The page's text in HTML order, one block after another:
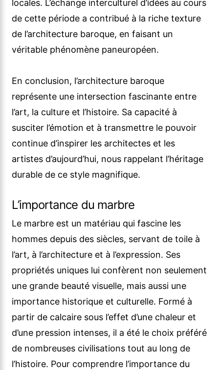
locales. L’échange interculturel d’idées au cours
de cette période a contribué à la riche texture
de l’architecture baroque, en faisant un
véritable phénomène paneuropéen.
En conclusion, l’architecture baroque
représente une intersection fascinante entre
l’art, la culture et l’histoire. Sa capacité à
susciter l’émotion et à transmettre le pouvoir
continue d’inspirer les architectes et les
artistes d’aujourd’hui, nous rappelant l’héritage
durable de ce style magnifique.
L’importance du marbre
Le marbre est un matériau qui fascine les
hommes depuis des siècles, servant de toile à
l’art, à l’architecture et à l’expression. Ses
propriétés uniques lui confèrent non seulement
une grande beauté visuelle, mais aussi une
importance historique et culturelle. Formé à
partir de calcaire sous l’effet d’une chaleur et
d’une pression intenses, il a été le choix préféré
de nombreuses civilisations tout au long de
l’histoire. Pour comprendre l’importance du